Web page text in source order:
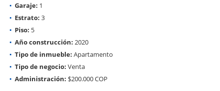
Garaje: 1
Estrato: 3
Piso: 5
Año construcción: 2020
Tipo de inmueble: Apartamento
Tipo de negocio: Venta
Administración: $200.000 COP